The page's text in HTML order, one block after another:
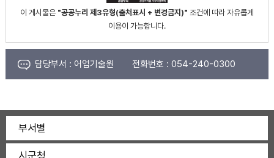
이 게시물은 "공공누리 제3유형(출처표시 + 변경금지)" 조건에 따라 자유롭게
이용이 가능합니다.
담당부서 : 어업기술원 전화번호 : 054-240-0300
부서별